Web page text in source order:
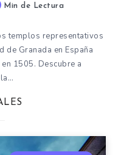
Min de Lectura
templos representativos
de Granada en España
1505. Descubre a